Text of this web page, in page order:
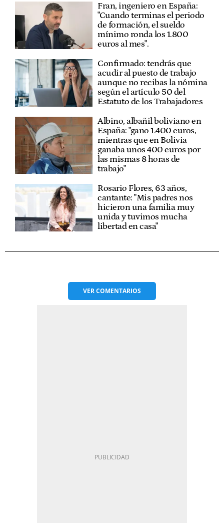
Fran, ingeniero en España:
"Cuando terminas el periodo
de formación, el sueldo
mínimo ronda los 1.800
euros al mes".
Confirmado: tendrás que
acudir al puesto de trabajo
aunque no recibas la nómina
según el artículo 50 del
Estatuto de los Trabajadores
Albino, albañil boliviano en
España: "gano 1.400 euros,
mientras que en Bolivia
ganaba unos 400 euros por
las mismas 8 horas de
trabajo"
Rosario Flores, 63 años,
cantante: "Mis padres nos
hicieron una familia muy
unida y tuvimos mucha
libertad en casa"
VERCOMENTARIOS